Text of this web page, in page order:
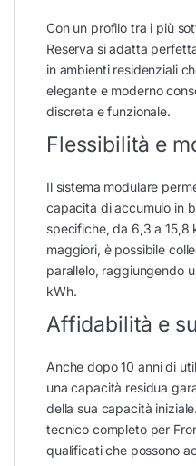
Con un profilo tra i più
Reserva si adatta
in ambienti residenziali
elegante e moderno
discreta e funzionale.
Flessibilità e
Il sistema modulare
capacità di accumulo in
specifiche, da 6,3 a 15,8
maggiori, è possibile
parallelo, raggiungendo
kWh.
Affidabilità e
Anche dopo 10 anni di
una capacità residua
della sua capacità
tecnico completo per
qualificati che possono